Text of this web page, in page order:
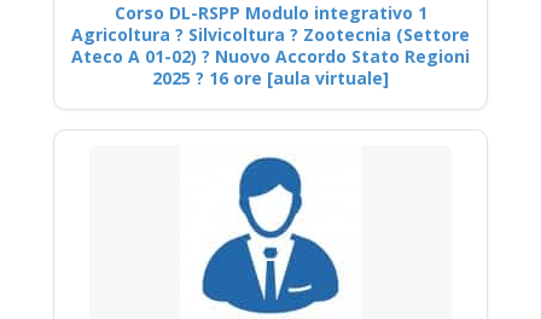
Corso DL-RSPP Modulo integrativo 1
Agricoltura ? Silvicoltura ? Zootecnia (Settore
Ateco A 01-02) ? Nuovo Accordo Stato Regioni
2025 ? 16 ore [aula virtuale]